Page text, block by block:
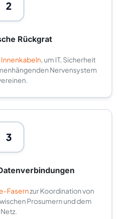
2
Rückgrat
, um IT, Sicherheit
Nervensystem
3
Fasernzur Koordination von
Prosumern und dem
Netz.